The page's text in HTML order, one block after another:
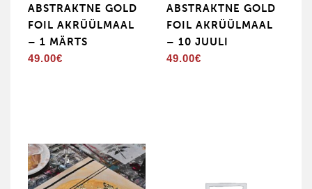
ABSTRAKTNE GOLD
FOIL AKRÜÜLMAAL
– 1 MÄRTS
49.00€
ABSTRAKTNE GOLD
FOIL AKRÜÜLMAAL
– 10 JUULI
49.00€